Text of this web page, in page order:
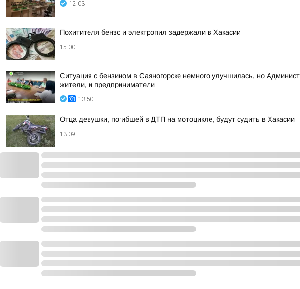
12:03
Похитителя бензо и электропил задержали в Хакасии
15:00
Ситуация с бензином в Саяногорске немного улучшилась, но
жители, и предприниматели
13:50
Отца девушки, погибшей в ДТП на мотоцикле, будут судить в Хакасии
13:09